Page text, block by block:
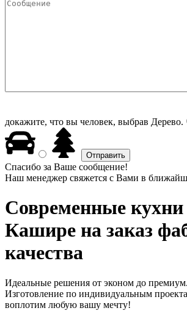
докажите, что вы человек, выбрав Дерево.
Спасибо за Ваше сообщение!
Наш менеджер свяжется с Вами в
Современные кухни
Кашире на заказ
качества
Идеальные решения от эконом до премиум.
Изготовление по индивидуальным
воплотим любую вашу мечту!